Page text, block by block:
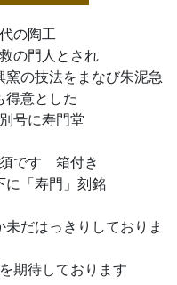
の陶工
の門人とされ
の技法をまなび朱泥急
得意とした
号に寿門堂
です 箱付き
「寿門」刻銘
だはっきりしておりま
期待しております